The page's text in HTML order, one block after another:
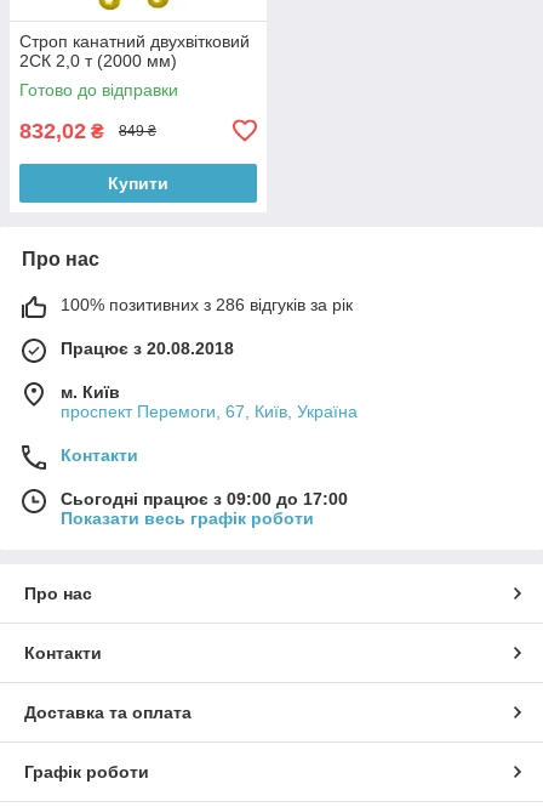
Строп канатний двухвітковий
2СК 2,0 т (2000 мм)
Готово до відправки
832,02 ₴ 849 ₴
Купити
Про нас
100% позитивних з 286 відгуків за рік
Працює з 20.08.2018
м. Київ
проспект Перемоги, 67, Київ, Україна
Контакти
Сьогодні працює з 09:00 до 17:00
Показати весь графік роботи
Про нас
Контакти
Доставка та оплата
Графік роботи